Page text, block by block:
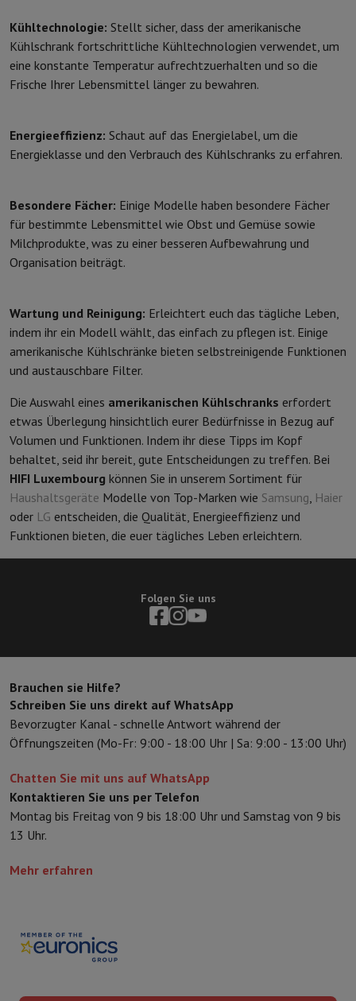
Kühltechnologie: Stellt sicher, dass der amerikanische
Kühlschrank fortschrittliche Kühltechnologien verwendet, um
eine konstante Temperatur aufrechtzuerhalten und so die
Frische Ihrer Lebensmittel länger zu bewahren.
Energieeffizienz: Schaut auf das Energielabel, um die
Energieklasse und den Verbrauch des Kühlschranks zu erfahren.
Besondere Fächer: Einige Modelle haben besondere Fächer
für bestimmte Lebensmittel wie Obst und Gemüse sowie
Milchprodukte, was zu einer besseren Aufbewahrung und
Organisation beiträgt.
Wartung und Reinigung: Erleichtert euch das tägliche Leben,
indem ihr ein Modell wählt, das einfach zu pflegen ist. Einige
amerikanische Kühlschränke bieten selbstreinigende Funktionen
und austauschbare Filter.
Die Auswahl eines amerikanischen Kühlschranks erfordert
etwas Überlegung hinsichtlich eurer Bedürfnisse in Bezug auf
Volumen und Funktionen. Indem ihr diese Tipps im Kopf
behaltet, seid ihr bereit, gute Entscheidungen zu treffen. Bei
HIFI Luxembourg können Sie in unserem Sortiment für
Haushaltsgeräte Modelle von Top-Marken wie Samsung, Haier
oder LG entscheiden, die Qualität, Energieeffizienz und
Funktionen bieten, die euer tägliches Leben erleichtern.
Folgen Sie uns
Brauchen sie Hilfe?
Schreiben Sie uns direkt auf WhatsApp
Bevorzugter Kanal - schnelle Antwort während der
Öffnungszeiten (Mo-Fr: 9:00 - 18:00 Uhr | Sa: 9:00 - 13:00 Uhr)
Chatten Sie mit uns auf WhatsApp
Kontaktieren Sie uns per Telefon
Montag bis Freitag von 9 bis 18:00 Uhr und Samstag von 9 bis
13 Uhr.
Mehr erfahren